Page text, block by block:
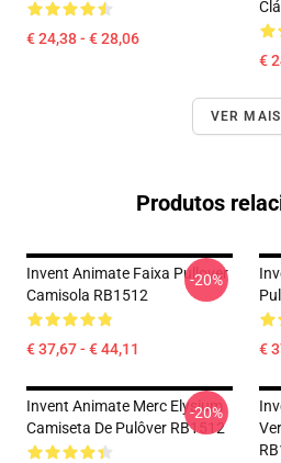
€ 24,38 - € 28,06
€
VER MAIS
Produtos
Invent Animate Faixa Pullover
Camisola RB1512
€ 37,67 - € 44,11
-20%
€
Invent Animate Merc Elysium
Camiseta De Pulôver RB1512
-20%